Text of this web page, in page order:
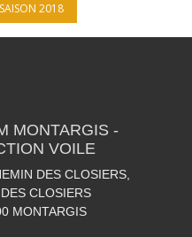
2018
MONTARGIS -
VOILE
DES CLOSIERS,
CLOSIERS
MONTARGIS